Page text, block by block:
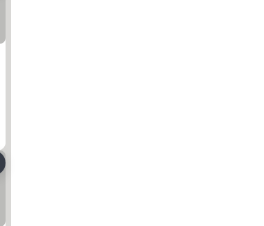
aos favoritos